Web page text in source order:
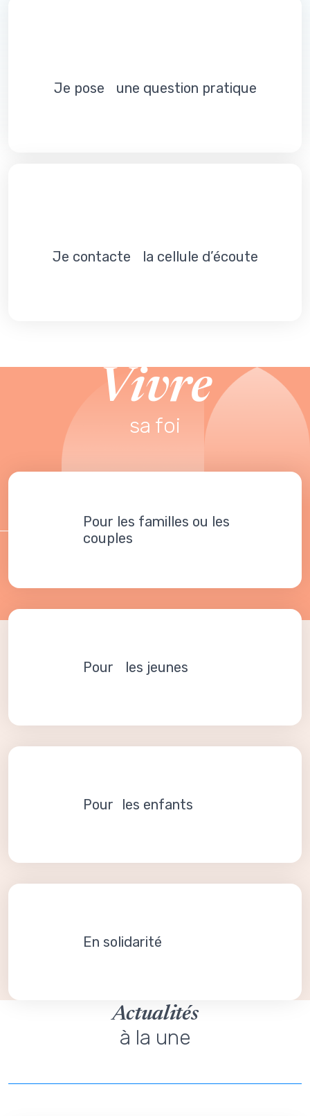
Je pose une question pratique
Je contacte la cellule d’écoute
Vivre
sa foi
Pour les familles ou les
couples
Pour les jeunes
Pour les enfants
En solidarité
Actualités
à la une